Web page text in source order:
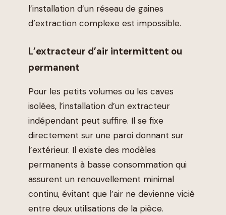
l’installation d’un réseau de gaines
d’extraction complexe est impossible.
L’extracteur d’air intermittent ou
permanent
Pour les petits volumes ou les caves
isolées, l’installation d’un extracteur
indépendant peut suffire. Il se fixe
directement sur une paroi donnant sur
l’extérieur. Il existe des modèles
permanents à basse consommation qui
assurent un renouvellement minimal
continu, évitant que l’air ne devienne vicié
entre deux utilisations de la pièce.